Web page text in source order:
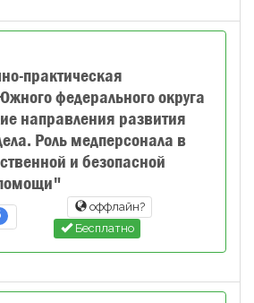
практическая
федерального округа
направления развития
Роль медперсонала в
и безопасной
оффлайн?
Бесплатно